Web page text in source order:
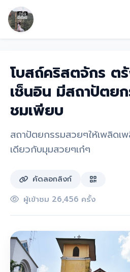
โบสถ์คริสตจักร ต
เช็นอิน มีสถาปัตย
ชมเพียบ
สถาปัตยกรรมสวยๆให้เพลิดเ
เดียวกับมุมสวยๆเก๋ๆ
คัดลอกลิงก์
ผู้เข้าชม 26,456 ครั้ง